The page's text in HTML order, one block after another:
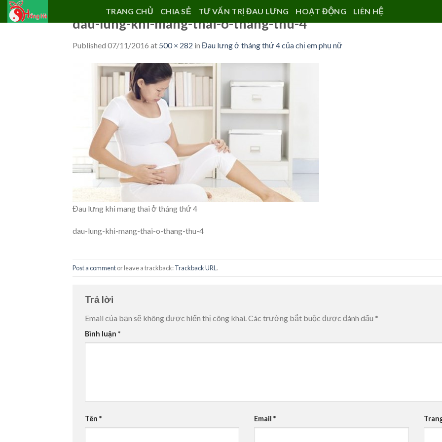
Skip
TRANG CHỦ CHIA SẺ TƯ VẤN TRỊ ĐAU LƯNG HOẠT ĐỘNG LIÊN HỆ
dau-lung-khi-mang-thai-o-thang-thu-4
Published 07/11/2016 at 500 × 282 in Đau lưng ở tháng thứ 4 của chị em phụ nữ
Đau lưng khi mang thai ở tháng thứ 4
dau-lung-khi-mang-thai-o-thang-thu-4
Post a commentor leave a trackback:Trackback URL .
Trả lời
Email của bạn sẽ không được hiển thị công khai.Các trường bắt buộc được đánh dấu *
Bình luận *
Tên * Email*